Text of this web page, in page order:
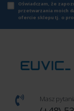
Oświadczam, że
przetwarzania moich
ofercie sklepu tj. o
Masz